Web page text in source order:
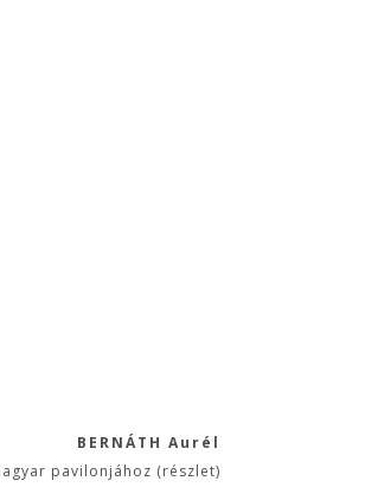
BERNÁTH Aurél
pavilonjához (részlet)